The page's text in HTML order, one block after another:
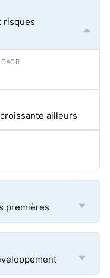
risques
ailleurs
premières